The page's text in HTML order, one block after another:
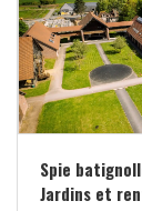
Jardins et
alpin